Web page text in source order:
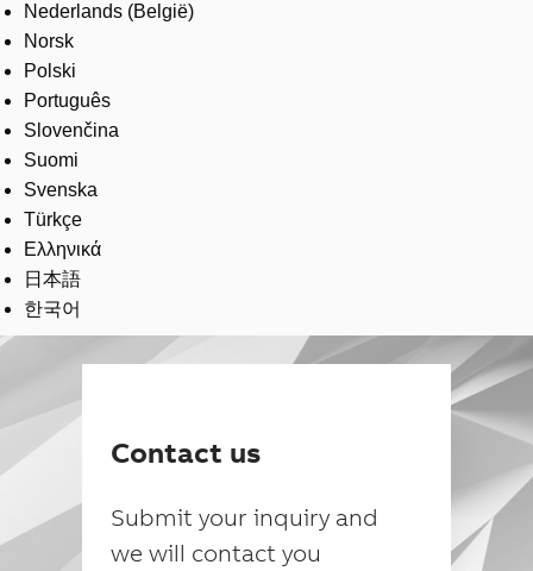
Nederlands (België)
Norsk
Polski
Português
Slovenčina
Suomi
Svenska
Türkçe
Ελληνικά
日本語
한국어
Contact us
Submit your inquiry and
we will contact you